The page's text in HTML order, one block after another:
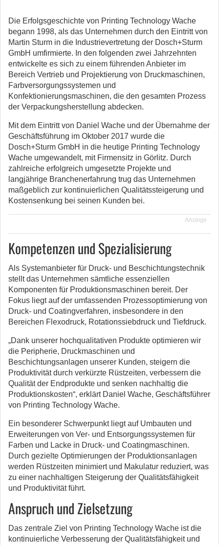
Die Erfolgsgeschichte von Printing Technology Wache
begann 1998, als das Unternehmen durch den Eintritt von
Martin Sturm in die Industrievertretung der Dosch+Sturm
GmbH umfirmierte. In den folgenden zwei Jahrzehnten
entwickelte es sich zu einem führenden Anbieter im
Bereich Vertrieb und Projektierung von Druckmaschinen,
Farbversorgungssystemen und
Konfektionierungsmaschinen, die den gesamten Prozess
der Verpackungsherstellung abdecken.
Mit dem Eintritt von Daniel Wache und der Übernahme der
Geschäftsführung im Oktober 2017 wurde die
Dosch+Sturm GmbH in die heutige Printing Technology
Wache umgewandelt, mit Firmensitz in Görlitz. Durch
zahlreiche erfolgreich umgesetzte Projekte und
langjährige Branchenerfahrung trug das Unternehmen
maßgeblich zur kontinuierlichen Qualitätssteigerung und
Kostensenkung bei seinen Kunden bei.
Anzeige
Kompetenzen und Spezialisierung
Als Systemanbieter für Druck- und Beschichtungstechnik
stellt das Unternehmen sämtliche essenziellen
Komponenten für Produktionsmaschinen bereit. Der
Fokus liegt auf der umfassenden Prozessoptimierung von
Druck- und Coatingverfahren, insbesondere in den
Bereichen Flexodruck, Rotationssiebdruck und Tiefdruck.
„Dank unserer hochqualitativen Produkte optimieren wir
die Peripherie, Druckmaschinen und
Beschichtungsanlagen unserer Kunden, steigern die
Produktivität durch verkürzte Rüstzeiten, verbessern die
Qualität der Endprodukte und senken nachhaltig die
Produktionskosten“, erklärt Daniel Wache, Geschäftsführer
von Printing Technology Wache.
Ein besonderer Schwerpunkt liegt auf Umbauten und
Erweiterungen von Ver- und Entsorgungssystemen für
Farben und Lacke in Druck- und Coatingmaschinen.
Durch gezielte Optimierungen der Produktionsanlagen
werden Rüstzeiten minimiert und Makulatur reduziert, was
zu einer nachhaltigen Steigerung der Qualitätsfähigkeit
und Produktivität führt.
Anspruch und Zielsetzung
Das zentrale Ziel von Printing Technology Wache ist die
kontinuierliche Verbesserung der Qualitätsfähigkeit und